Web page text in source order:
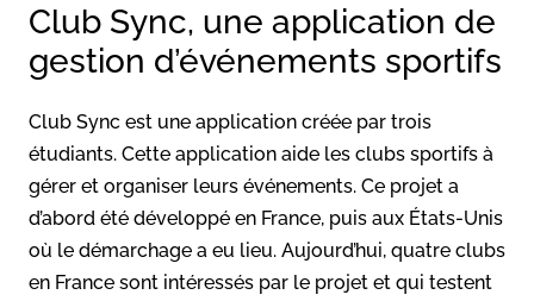
Club Sync, une application de
gestion d’événements sportifs
Club Sync est une application créée par trois
étudiants. Cette application aide les clubs sportifs à
gérer et organiser leurs événements. Ce projet a
d’abord été développé en France, puis aux États-Unis
où le démarchage a eu lieu. Aujourd’hui, quatre clubs
en France sont intéressés par le projet et qui testent